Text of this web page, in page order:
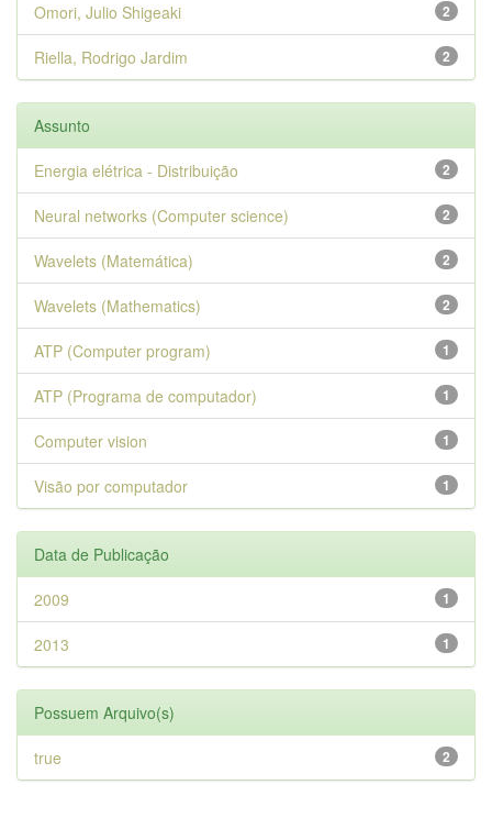
2
Omori, Julio Shigeaki
2
Riella, Rodrigo Jardim
Assunto
2
Energia elétrica - Distribuição
2
Neural networks (Computer science)
2
Wavelets (Matemática)
2
Wavelets (Mathematics)
1
ATP (Computer program)
1
ATP (Programa de computador)
1
Computer vision
1
Visão por computador
Data de Publicação
1
2009
1
2013
Possuem Arquivo(s)
2
true